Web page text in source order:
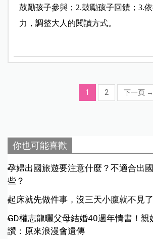
鼓勵孩子參與；2.鼓勵孩子回饋；3.
力，調整大人的閱讀方式。
1 2 下一頁 →
你也可能喜歡
孕婦出國旅遊要注意什麼？不適合出
些？
起床就先做件事，沒三天小腹就不見
GD權志龍曬父母結婚40週年情書！親
讚：原來浪漫會遺傳